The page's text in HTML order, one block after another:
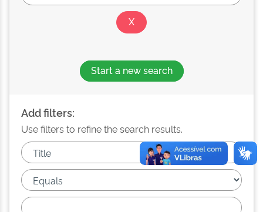
Start a new search
Add filters:
Use filters to refine the search results.